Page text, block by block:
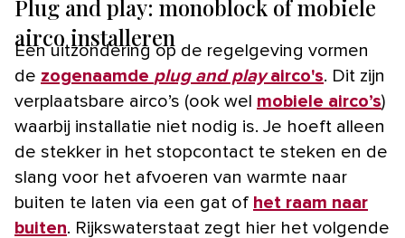
Plug and play: monoblock of mobiele
airco installeren
Een uitzondering op de regelgeving vormen
de zogenaamde plug and playairco's. Dit zijn
verplaatsbare airco’s (ook wel mobiele airco’s)
waarbij installatie niet nodig is. Je hoeft alleen
de stekker in het stopcontact te steken en de
slang voor het afvoeren van warmte naar
buiten te laten via een gat of het raam naar
buiten. Rijkswaterstaat zegt hier het volgende